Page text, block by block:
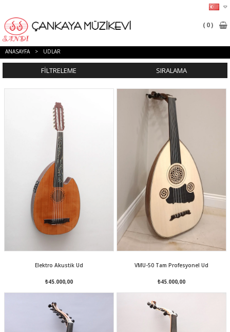
0
ANASAYFA > UDLAR
FILTRELEME SIRALAMA
Elektro Akustik Ud
₺45.000,00
VMU-50 Tam Profesyonel Ud
₺45.000,00